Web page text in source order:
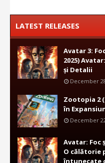
LATEST RELEASES
Avatar 3:
2025)
și Detalii
December
Zootopia 2
în
December
Avatar: Foc
O călătorie